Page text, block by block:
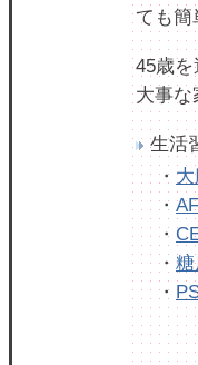
ても
45歳を
大事な
生活
・
・
・
・
・